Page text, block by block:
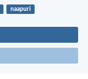
naapuri